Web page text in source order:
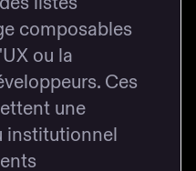
composables
ou la
Ces
une
institutionnel